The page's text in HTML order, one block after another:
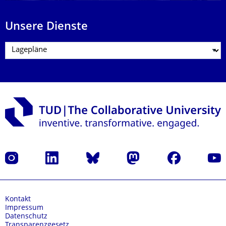
Unsere Dienste
Instagram LinkedIn Bluesky Mastodon Facebook
Kontakt
Impressum
Datenschutz